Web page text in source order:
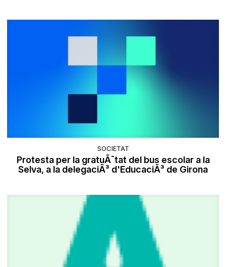
SOCIETAT
Protesta per la gratuÃ¯tat del bus escolar a la
Selva, a la delegaciÃ³ d'EducaciÃ³ de Girona